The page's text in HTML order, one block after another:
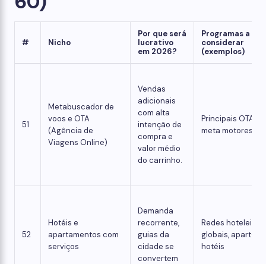
# Nicho
Por que será
lucrativo
em 2026?
Programas a
considerar
(exemplos)
51
Metabuscador de
voos e OTA
(Agência de
Viagens Online)
Vendas
adicionais
com alta
intenção de
compra e
valor médio
do carrinho.
Principais OTAs,
meta motores
52
Hotéis e
apartamentos com
serviços
Demanda
recorrente,
guias da
cidade se
convertem
Redes hoteleiras
globais, apart-
hotéis